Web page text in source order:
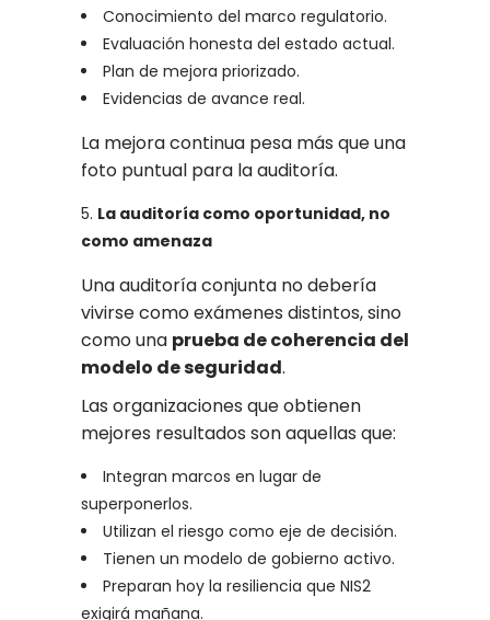
Conocimiento del marco regulatorio.
Evaluación honesta del estado actual.
Plan de mejora priorizado.
Evidencias de avance real.
La mejora continua pesa más que una
foto puntual para la auditoría.
La auditoría como oportunidad, no
como amenaza
Una auditoría conjunta no debería
vivirse como exámenes distintos, sino
como una prueba de coherencia del
modelo de seguridad.
Las organizaciones que obtienen
mejores resultados son aquellas que:
Integran marcos en lugar de
superponerlos.
Utilizan el riesgo como eje de decisión.
Tienen un modelo de gobierno activo.
Preparan hoy la resiliencia que NIS2
exigirá mañana.